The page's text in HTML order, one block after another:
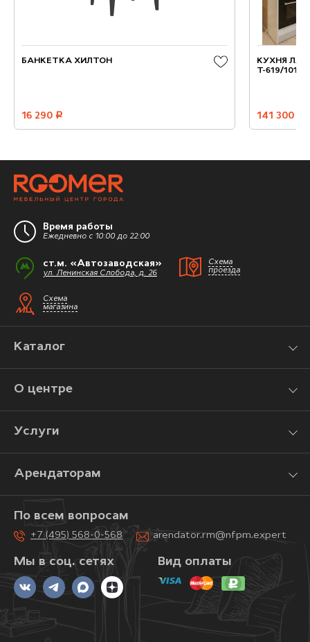
БАНКЕТКА ХИЛТОН
16 290 руб.
КУХНЯ
Т-619/101
141 300
Время работы
Ежедневно с 10:00 до 22:00
ст.м. «Автозаводская»
ул. Ленинская Слобода, д. 26
Схема
проезда
Схема
магазина
Каталог
О центре
Услуги
Арендаторам
Мы в соц. сетях
По всем вопросам
+7 (495) 568-0-568 arendator.rm@nfpm.expert
Вид оплаты